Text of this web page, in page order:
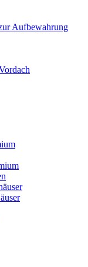
Aufbewahrung